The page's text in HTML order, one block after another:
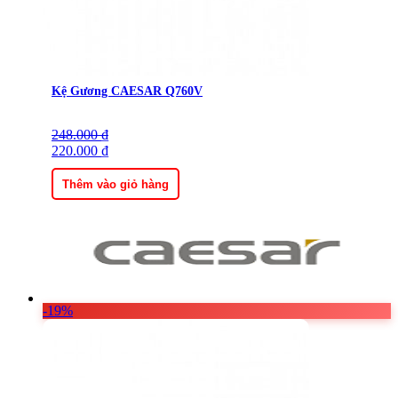
Kệ Gương CAESAR Q760V
248.000₫
Giá
gốc
là:
248.000 ₫.
220.000 ₫
Giá
hiện
tại
là:
220.000 ₫.
Thêm vào giỏ hàng
-19%